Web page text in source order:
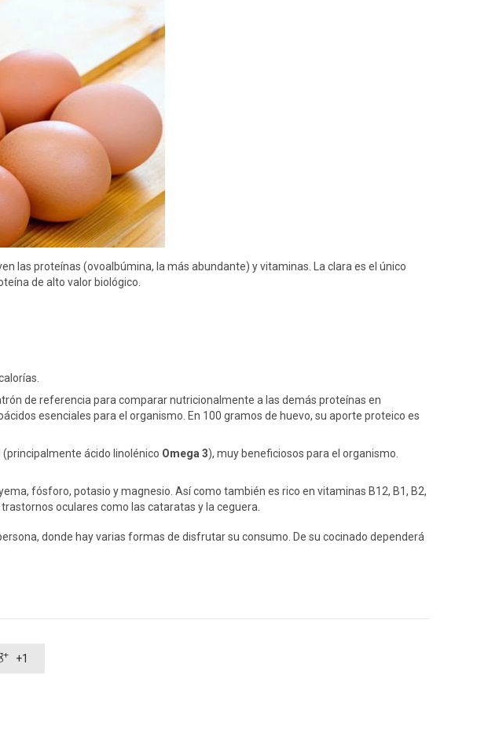
las proteínas (ovoalbúmina, la más abundante) y vitaminas. La clara es el único
de alto valor biológico.
de referencia para comparar nutricionalmente a las demás proteínas en
esenciales para el organismo. En 100 gramos de huevo, su aporte proteico es
ácido linolénico Omega 3), muy beneficiosos para el organismo.
fósforo, potasio y magnesio. Así como también es rico en vitaminas B12, B1, B2,
oculares como las cataratas y la ceguera.
donde hay varias formas de disfrutar su consumo. De su cocinado dependerá
+1